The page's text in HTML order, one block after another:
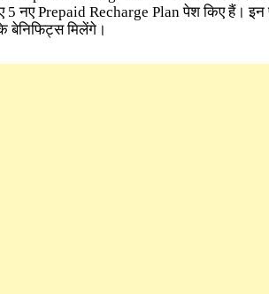
नए Prepaid Recharge Plan पेश किए हैं। इन
बेनिफिट्स मिलेंगे।